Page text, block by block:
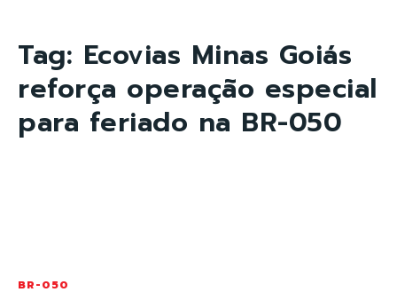
Tag: Ecovias Minas Goiás
reforça operação especial
para feriado na BR-050
BR-050